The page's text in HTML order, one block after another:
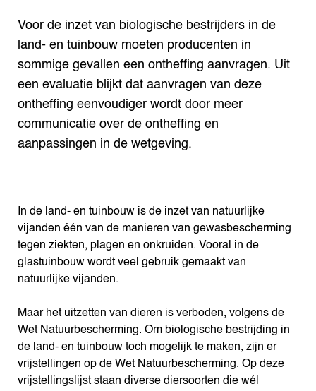
Voor de inzet van biologische bestrijders in de
land- en tuinbouw moeten producenten in
sommige gevallen een ontheffing aanvragen. Uit
een evaluatie blijkt dat aanvragen van deze
ontheffing eenvoudiger wordt door meer
communicatie over de ontheffing en
aanpassingen in de wetgeving.
In de land- en tuinbouw is de inzet van natuurlijke
vijanden één van de manieren van gewasbescherming
tegen ziekten, plagen en onkruiden. Vooral in de
glastuinbouw wordt veel gebruik gemaakt van
natuurlijke vijanden.
Maar het uitzetten van dieren is verboden, volgens de
Wet Natuurbescherming. Om biologische bestrijding in
de land- en tuinbouw toch mogelijk te maken, zijn er
vrijstellingen op de Wet Natuurbescherming. Op deze
vrijstellingslijst staan diverse diersoorten die wél